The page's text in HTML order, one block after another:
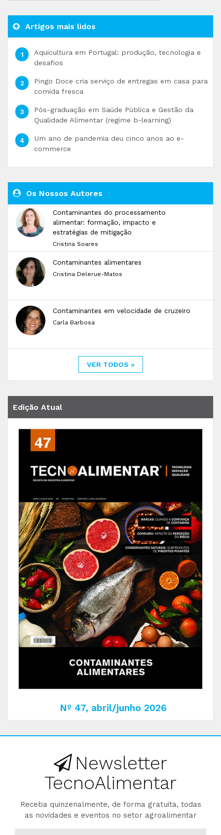
Artigos mais lidos
Aquicultura em Portugal: produção, tecnologia e
desafios
Pingo Doce cria serviço de entregas em casa para
comida fresca
Pós-graduação em Saúde Pública e Gestão da
Qualidade Alimentar (regime b-learning)
Um ano de pandemia deu cinco anos ao e-
commerce
Os Nossos Autores
Contaminantes do processamento
alimentar: formação, impacto e
estratégias de mitigação
Cristina Soares
Contaminantes alimentares
Cristina Delerue-Matos
Contaminantes em velocidade de cruzeiro
Carla Barbosa
VER TODOS »
Edição Atual
Nº 47, abril/junho 2026
Newsletter
TecnoAlimentar
Receba quinzenalmente, de forma gratuita, todas
as novidades e eventos no setor agroalimentar